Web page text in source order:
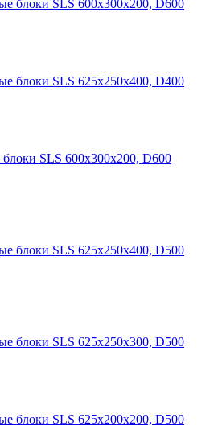
блоки SLS 600х300х200, D600
блоки SLS 625х250х400, D400
SLS 600х300х200, D600
блоки SLS 625х250х400, D500
блоки SLS 625х250х300, D500
блоки SLS 625х200х200, D500